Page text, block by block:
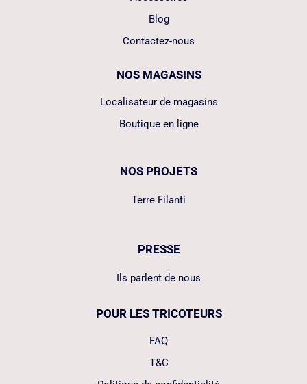
Blog
Contactez-nous
NOS MAGASINS
Localisateur de magasins
Boutique en ligne
NOS PROJETS
Terre Filanti
PRESSE
Ils parlent de nous
POUR LES TRICOTEURS
FAQ
T&C